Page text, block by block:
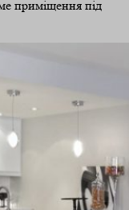
приміщення під